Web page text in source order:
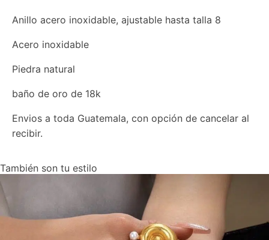
Anillo acero inoxidable, ajustable hasta talla 8
Acero inoxidable
Piedra natural
baño de oro de 18k
Envios a toda Guatemala, con opción de cancelar al
recibir.
También son tu estilo